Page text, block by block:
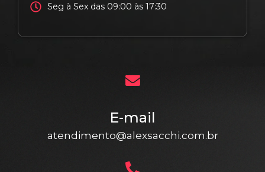
Seg à Sex das 09:00 às 17:30
E-mail
atendimento@alexsacchi.com.br